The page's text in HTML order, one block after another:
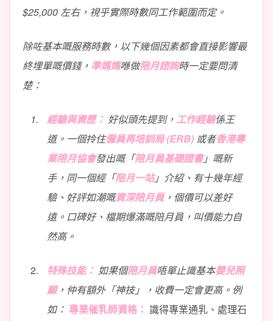
$25,000 左右，視乎實際時數同工作範圍而定。
除咗基本嘅服務時數，以下幾個因素都會直接影響最
終埋單嘅價錢， 準媽媽喺做陪月諮詢時一定要問清
楚：
經驗與資歷： 好似頭先提到， 工作經驗係王
道。一個拎住僱員再培訓局 (ERB) 或者香港專
業陪月協會發出嘅「陪月員基礎證書」嘅新
手，同一個經「陪月一站」介紹、有十幾年經
驗、好評如潮嘅資深陪月員，個價可以差好
遠。口碑好、檔期爆滿嘅陪月員，叫價能力自
然高。
特殊技能： 如果個陪月員唔單止識基本嬰兒照
顧，仲有額外「神技」，收費一定會更高。例
如： 專業催乳師資格： 識得專業通乳、處理石